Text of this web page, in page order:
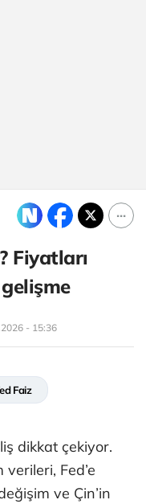
Fiyatları
- 15:36
Faiz
dikkat çekiyor.
Fed’e
ve Çin’in